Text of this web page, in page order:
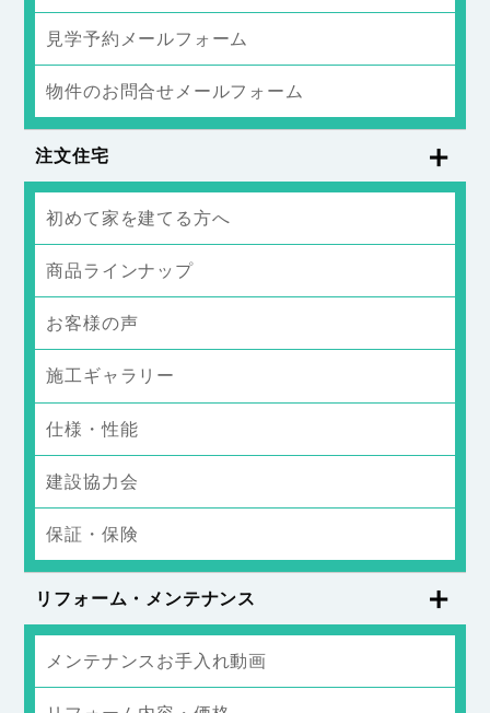
見学予約メールフォーム
物件のお問合せメールフォーム
注文住宅
初めて家を建てる方へ
商品ラインナップ
お客様の声
施工ギャラリー
仕様・性能
建設協力会
保証・保険
リフォーム・メンテナンス
メンテナンスお手入れ動画